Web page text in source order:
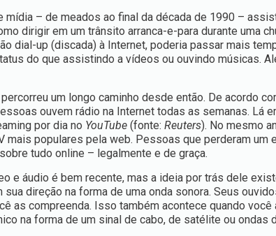
– de meados ao final da década de 1990 –
dirigir em um trânsito arranca-e-para durante uma
dial-up (discada) à Internet, poderia passar mais
do que assistindo a vídeos ou ouvindo músicas.
um longo caminho desde então. De acordo
ouvem rádio na Internet todas as semanas. Lá
por dia no YouTube (fonte:Reuters). No mesmo
mais populares pela web. Pessoas que perderam
tudo online – legalmente e de graça.
e áudio é bem recente, mas a ideia por trás dele
sua direção na forma de uma onda sonora. Seus
as compreenda. Isso também acontece quando
na forma de um sinal de cabo, de satélite ou